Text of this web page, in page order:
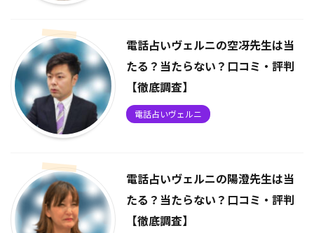
電話占いヴェルニの空冴先生は当
たる？当たらない？口コミ・評判
【徹底調査】
電話占いヴェルニ
電話占いヴェルニの陽澄先生は当
たる？当たらない？口コミ・評判
【徹底調査】